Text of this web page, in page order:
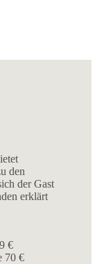
den
der Gast
erklärt
€
70 €